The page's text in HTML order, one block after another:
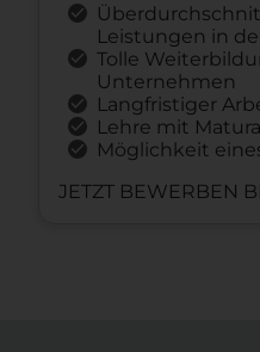
Leistungen in
Tolle
Unternehmen
Langfristiger
Lehre mit
Möglichkeit
JETZT BEWERBEN